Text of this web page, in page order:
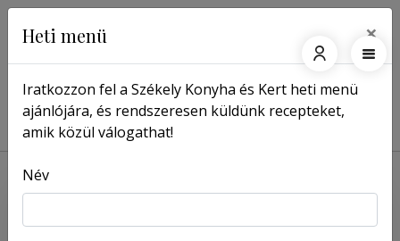
Főoldal Receptek Csirkecomb rizibizivel
Heti menü ×
Iratkozzon fel a Székely Konyha és Kert heti menü
ajánlójára, és rendszeresen küldünk recepteket,
amik közül válogathat!
Név